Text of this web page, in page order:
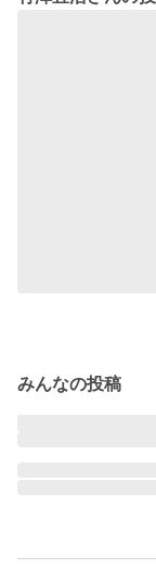
みんなの投稿